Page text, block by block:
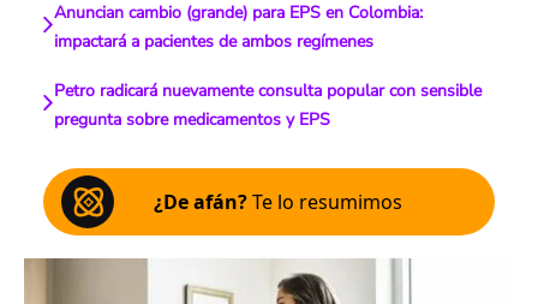
Anuncian cambio (grande) para EPS en Colombia:
impactará a pacientes de ambos regímenes
Petro radicará nuevamente consulta popular con sensible
pregunta sobre medicamentos y EPS
¿De afán?Te lo resumimos